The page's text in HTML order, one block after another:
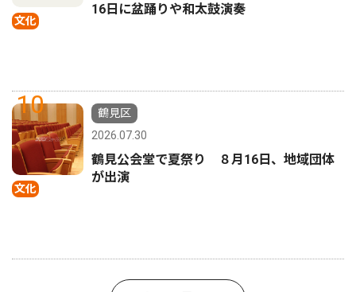
文化
16日に盆踊りや和太鼓演奏
10
文化
鶴見区
2026.07.30
鶴見公会堂で夏祭り ８月16日、地域団体
が出演